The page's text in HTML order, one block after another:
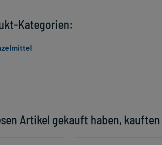
Artikel gekauft haben,
Kategorien: